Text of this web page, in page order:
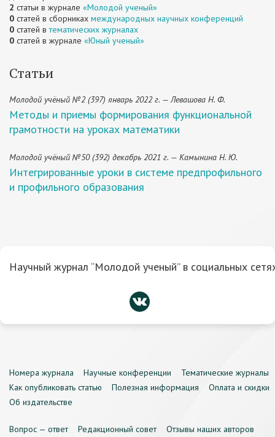
2 статьи в журнале «Молодой ученый»
0 статей в сборниках международных научных конференций
0 статей втематических журналах
0 статей в журнале «Юный ученый»
Статьи
Молодой учёный №2 (397) январь 2022 г. — Левашова Н. Ф.
Методы и приемы формирования функциональной
грамотности на уроках математики
Молодой учёный №50 (392) декабрь 2021 г. — Камынина Н. Ю.
Интегрированные уроки в системе предпрофильного
и профильного образования
Научный журнал “Молодой ученый” в социальных
Номера журнала Научные конференции
Тематические журналы
Как опубликовать статью
Полезная информация
Оплата и скидки
Об издательстве
Вопрос — ответ Редакционный совет Отзывы наших авторов